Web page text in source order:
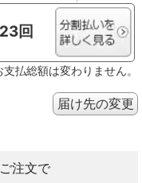
回
払総額は変わりません。
注文で
届け先の変更